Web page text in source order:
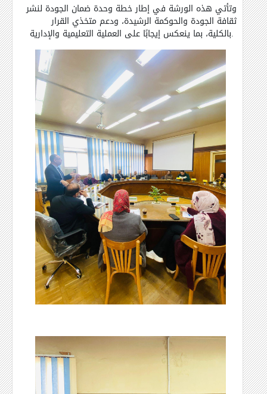
وتأتي هذه الورشة في إطار خطة وحدة ضمان الجودة لنشر
ثقافة الجودة والحوكمة الرشيدة، ودعم متخذي القرار
بالكلية، بما ينعكس إيجابًا على العملية التعليمية والإدارية.